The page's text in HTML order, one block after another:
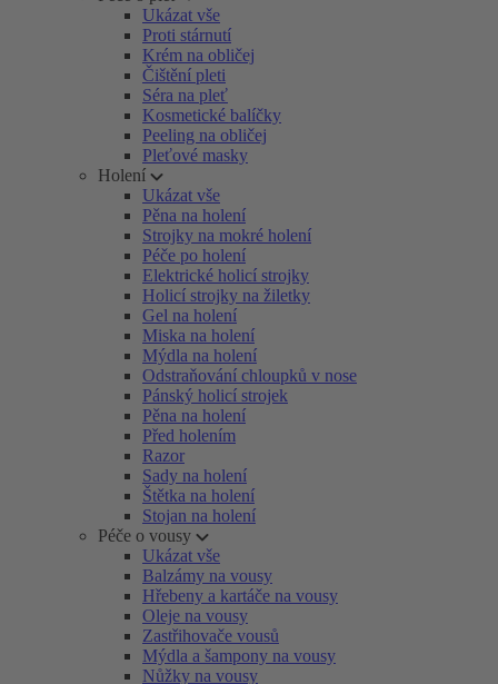
Ukázat vše
Proti stárnutí
Krém na obličej
Čištění pleti
Séra na pleť
Kosmetické balíčky
Peeling na obličej
Pleťové masky
Holení
Ukázat vše
Pěna na holení
Strojky na mokré holení
Péče po holení
Elektrické holicí strojky
Holicí strojky na žiletky
Gel na holení
Miska na holení
Mýdla na holení
Odstraňování chloupků v nose
Pánský holicí strojek
Pěna na holení
Před holením
Razor
Sady na holení
Štětka na holení
Stojan na holení
Péče o vousy
Ukázat vše
Balzámy na vousy
Hřebeny a kartáče na vousy
Oleje na vousy
Zastřihovače vousů
Mýdla a šampony na vousy
Nůžky na vousy